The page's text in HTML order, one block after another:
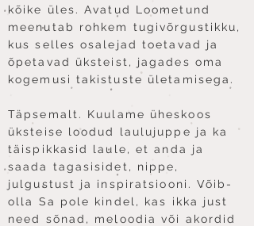
kõike üles. Avatud Loometund
meenutab rohkem tugivõrgustikku,
kus selles osalejad toetavad ja
õpetavad üksteist, jagades oma
kogemusi takistuste ületamisega.
Täpsemalt. Kuulame üheskoos
üksteise loodud laulujuppe ja ka
täispikkasid laule, et anda ja
saada tagasisidet, nippe,
julgustust ja inspiratsiooni. Võib-
olla Sa pole kindel, kas ikka just
need sõnad, meloodia või akordid